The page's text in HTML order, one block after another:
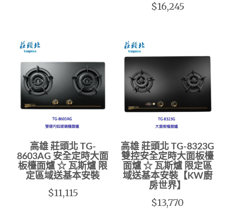
$16,245
高雄 莊頭北 TG-
8603AG 安全定時大面
板檯面爐 ☆ 瓦斯爐 限
定區域送基本安裝
$11,115
高雄 莊頭北 TG-8323G
雙控安全定時大面板檯
面爐 ☆ 瓦斯爐 限定區
域送基本安裝【KW廚
房世界】
$13,770